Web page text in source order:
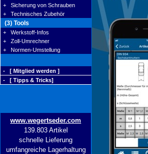
+ Sicherung von Schrauben
+ Technisches Zubehör
(3) Tools
+ Werkstoff-Infos
+ Zoll-Umrechner
+ Normen-Umstellung
- [ Mitglied werden ]
- [ Tipps & Tricks]
www.wegertseder.com
139.803 Artikel
schnelle Lieferung
umfangreiche Lagerhaltung